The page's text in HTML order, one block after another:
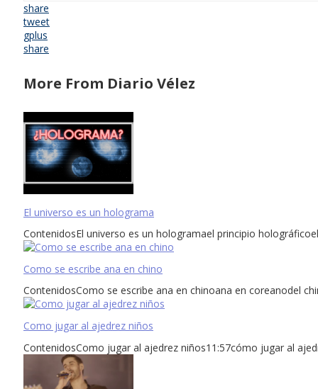
share
tweet
gplus
share
More From Diario Vélez
El universo es un holograma
ContenidosEl universo es un hologramael principio
Como se escribe ana en chino
ContenidosComo se escribe ana en chinoana en coreanodel
Como jugar al ajedrez niños
ContenidosComo jugar al ajedrez niños11:57cómo jugar al